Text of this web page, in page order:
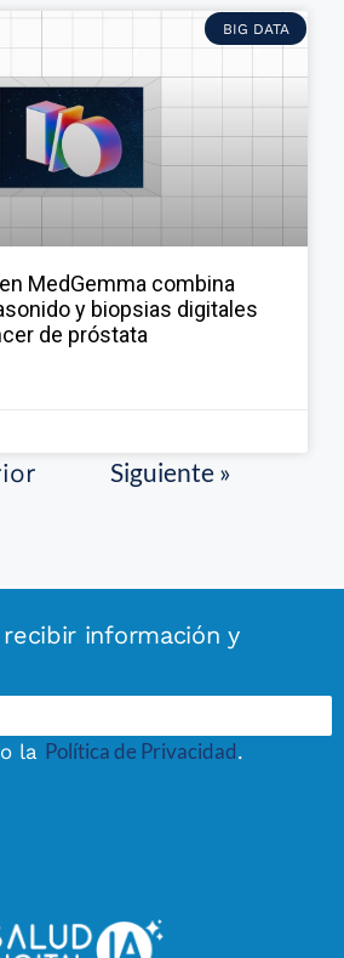
BIG DATA
MedGemma combina
y biopsias digitales
de próstata
Siguiente »
información y
la Política de Privacidad.